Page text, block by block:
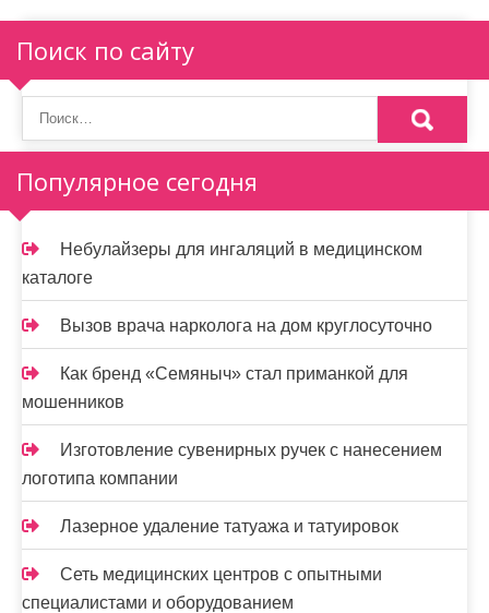
я
п
о
з
а
п
и
с
я
м
Поиск по сайту
Популярное сегодня
Небулайзеры для ингаляций в медицинском
каталоге
Вызов врача нарколога на дом круглосуточно
Как бренд «Семяныч» стал приманкой для
мошенников
Изготовление сувенирных ручек с нанесением
логотипа компании
Лазерное удаление татуажа и татуировок
Сеть медицинских центров с опытными
специалистами и оборудованием